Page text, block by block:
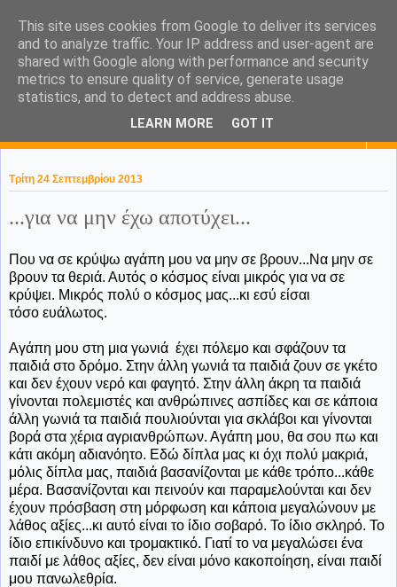
KaPa. Me without you...tea
without a biscuit!
Τρίτη 24 Σεπτεμβρίου 2013
...για να μην έχω αποτύχει...
Που να σε κρύψω αγάπη μου να μην σε βρουν...Να μην σε
βρουν τα θεριά. Αυτός ο κόσμος είναι μικρός για να σε
κρύψει. Μικρός πολύ ο κόσμος μας...κι εσύ είσαι
τόσο ευάλωτος.
Αγάπη μου στη μια γωνιά έχει πόλεμο και σφάζουν τα
παιδιά στο δρόμο. Στην άλλη γωνιά τα παιδιά ζουν σε γκέτο
και δεν έχουν νερό και φαγητό. Στην άλλη άκρη τα παιδιά
γίνονται πολεμιστές και ανθρώπινες ασπίδες και σε κάποια
άλλη γωνιά τα παιδιά πουλιούνται για σκλάβοι και γίνονται
βορά στα χέρια αγριανθρώπων. Αγάπη μου, θα σου πω και
κάτι ακόμη αδιανόητο. Εδώ δίπλα μας κι όχι πολύ μακριά,
μόλις δίπλα μας, παιδιά βασανίζονται με κάθε τρόπο...κάθε
μέρα. Βασανίζονται και πεινούν και παραμελούνται και δεν
έχουν πρόσβαση στη μόρφωση και κάποια μεγαλώνουν με
λάθος αξίες...κι αυτό είναι το ίδιο σοβαρό. Το ίδιο σκληρό. Το
ίδιο επικίνδυνο και τρομακτικό. Γιατί το να μεγαλώσει ένα
παιδί με λάθος αξίες, δεν είναι μόνο κακοποίηση, είναι παιδί
μου πανωλεθρία.
This site uses cookies from Google to deliver its services
and to analyze traffic. Your IP address and user-agent are
shared with Google along with performance and security
metrics to ensure quality of service, generate usage
statistics, and to detect and address abuse.
LEARN MORE GOT IT